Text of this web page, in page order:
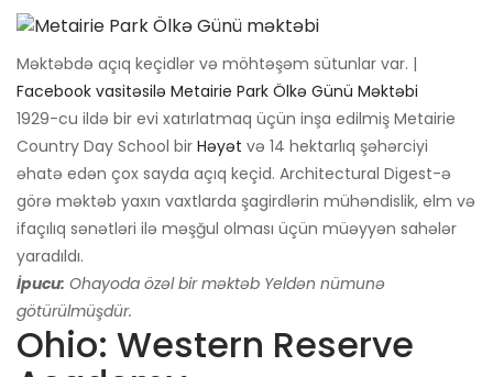
Məktəbdə açıq keçidlər və möhtəşəm sütunlar var. |
Facebook vasitəsilə Metairie Park Ölkə Günü Məktəbi
1929-cu ildə bir evi xatırlatmaq üçün inşa edilmiş Metairie
Country Day School bir Həyət və 14 hektarlıq şəhərciyi
əhatə edən çox sayda açıq keçid. Architectural Digest-ə
görə məktəb yaxın vaxtlarda şagirdlərin mühəndislik, elm və
ifaçılıq sənətləri ilə məşğul olması üçün müəyyən sahələr
yaradıldı.
İpucu: Ohayoda özəl bir məktəb Yeldən nümunə
götürülmüşdür.
Ohio: Western Reserve